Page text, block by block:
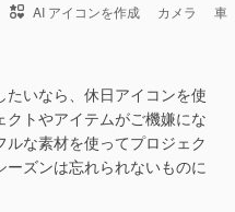
AI アイコンを作成 カメラ 車
いなら、休日アイコンを使
トやアイテムがご機嫌にな
な素材を使ってプロジェク
ーズンは忘れられないものに